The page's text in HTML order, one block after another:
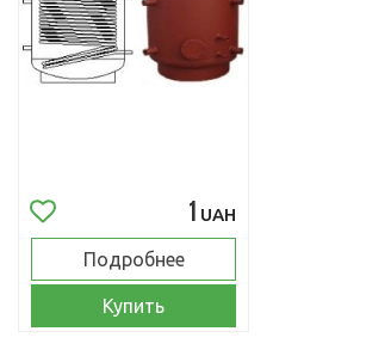
1 UAH
Подробнее
Купить